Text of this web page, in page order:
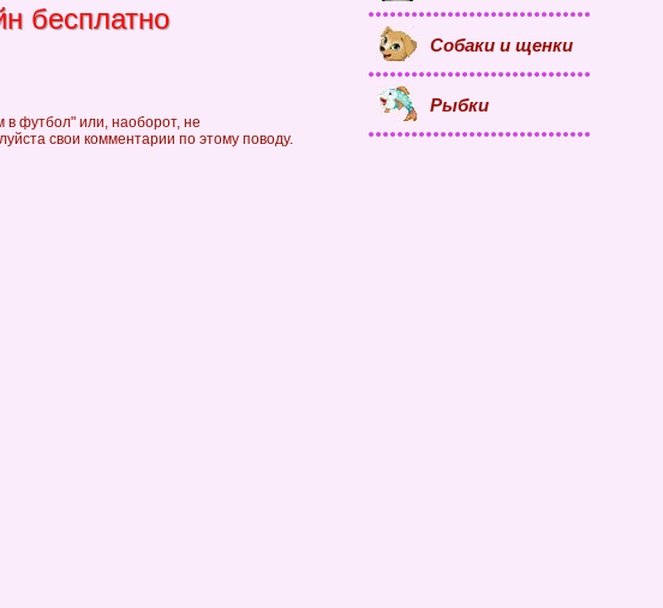
бесплатно
в футбол" или, наоборот, не
свои комментарии по этому поводу.
Собаки и щенки
Рыбки